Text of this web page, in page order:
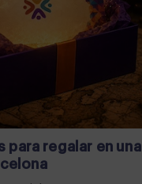
para regalar en una